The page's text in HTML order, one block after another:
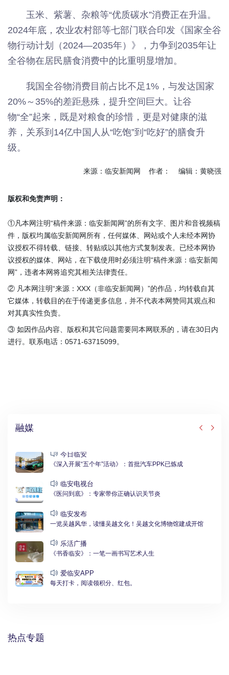
玉米、紫薯、杂粮等“优质碳水”消费正在升温。
2024年底，农业农村部等七部门联合印发《国家全谷
物行动计划（2024—2035年）》，力争到2035年让
全谷物在居民膳食消费中的比重明显增加。
我国全谷物消费目前占比不足1%，与发达国家
20%～35%的差距悬殊，提升空间巨大。让谷
物“全”起来，既是对粮食的珍惜，更是对健康的滋
养，关系到14亿中国人从“吃饱”到“吃好”的膳食升
级。
来源：临安新闻网 作者： 编辑：黄晓强
版权和免责声明：
①凡本网注明“稿件来源：临安新闻网”的所有文字、图片和音视频稿
件，版权均属临安新闻网所有，任何媒体、网站或个人未经本网协
议授权不得转载、链接、转贴或以其他方式复制发表。已经本网协
议授权的媒体、网站，在下载使用时必须注明“稿件来源：临安新闻
网”，违者本网将追究其相关法律责任。
② 凡本网注明“来源：XXX（非临安新闻网）”的作品，均转载自其
它媒体，转载目的在于传递更多信息，并不代表本网赞同其观点和
对其真实性负责。
③ 如因作品内容、版权和其它问题需要同本网联系的，请在30日内
进行。联系电话：0571-63715099。
融媒
今日临安
《深入开展“五个年”活动》：首批汽车PPK已炼成
临安电视台
《医问到底》：专家带你正确认识关节炎
临安发布
一览吴越风华，读懂吴越文化！吴越文化博物馆建成开馆
乐活广播
《书香临安》：一笔一画书写艺术人生
爱临安APP
每天打卡，阅读领积分、红包。
热点专题